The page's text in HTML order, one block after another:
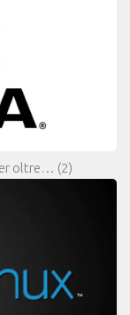
oltre… (2)